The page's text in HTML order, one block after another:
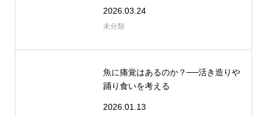
2026.03.24
未分類
魚に痛覚はあるのか？──活き造りや
踊り食いを考える
2026.01.13